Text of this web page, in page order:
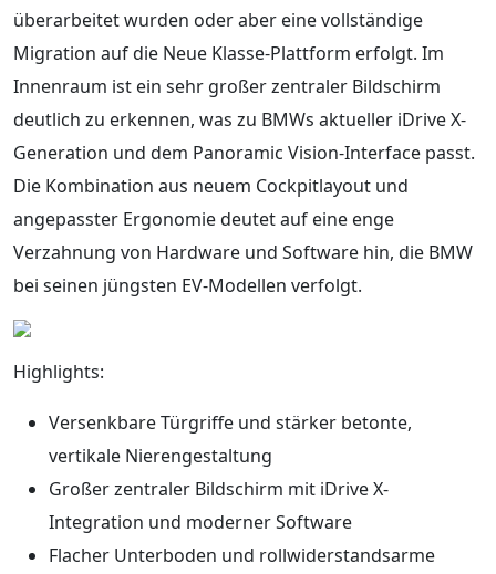
überarbeitet wurden oder aber eine vollständige
Migration auf die Neue Klasse-Plattform erfolgt. Im
Innenraum ist ein sehr großer zentraler Bildschirm
deutlich zu erkennen, was zu BMWs aktueller iDrive X-
Generation und dem Panoramic Vision-Interface passt.
Die Kombination aus neuem Cockpitlayout und
angepasster Ergonomie deutet auf eine enge
Verzahnung von Hardware und Software hin, die BMW
bei seinen jüngsten EV-Modellen verfolgt.
Highlights:
Versenkbare Türgriffe und stärker betonte,
vertikale Nierengestaltung
Großer zentraler Bildschirm mit iDrive X-
Integration und moderner Software
Flacher Unterboden und rollwiderstandsarme